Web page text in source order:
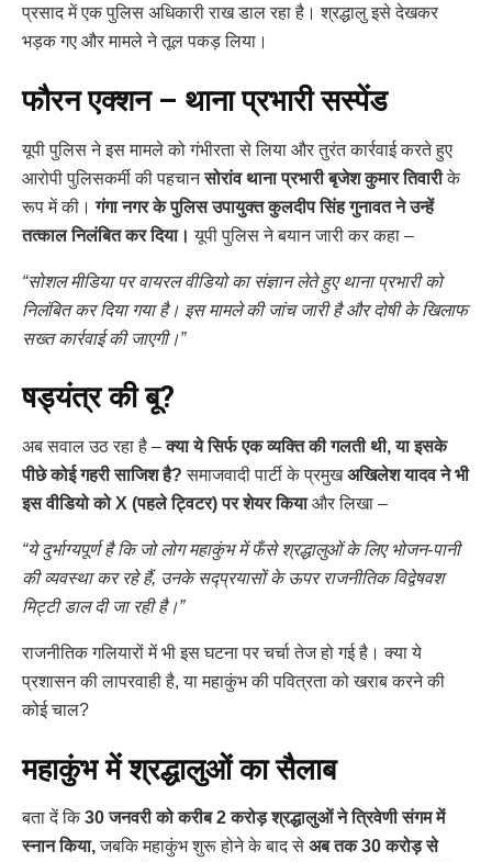
प्रसाद में एक पुलिस अधिकारी राख डाल रहा है। श्रद्धालु इसे देखकर
भड़क गए और मामले ने तूल पकड़ लिया।
फौरन एक्शन – थाना प्रभारी सस्पेंड
यूपी पुलिस ने इस मामले को गंभीरता से लिया और तुरंत कार्रवाई करते हुए
आरोपी पुलिसकर्मी की पहचानसोरांव थाना प्रभारी बृजेश कुमार तिवारीके
रूप में की।गंगा नगर के पुलिस उपायुक्त कुलदीप सिंह गुनावत ने उन्हें
तत्काल निलंबित कर दिया। यूपी पुलिस ने बयान जारी कर कहा –
“सोशल मीडिया पर वायरल वीडियो का संज्ञान लेते हुए थाना प्रभारी को
निलंबित कर दिया गया है। इस मामले की जांच जारी है और दोषी के खिलाफ
सख्त कार्रवाई की जाएगी।”
षड्यंत्र की बू?
अब सवाल उठ रहा है –क्या ये सिर्फ एक व्यक्ति की गलती थी, या इसके
पीछे कोई गहरी साजिश है? समाजवादी पार्टी के प्रमुखअखिलेश यादव ने भी
इस वीडियो को X (पहले ट्विटर) पर शेयर कियाऔर लिखा –
“ये दुर्भाग्यपूर्ण है कि जो लोग महाकुंभ में फँसे श्रद्धालुओं के लिए भोजन-पानी
की व्यवस्था कर रहे हैं, उनके सद्प्रयासों के ऊपर राजनीतिक विद्वेषवश
मिट्टी डाल दी जा रही है।”
राजनीतिक गलियारों में भी इस घटना पर चर्चा तेज हो गई है। क्या ये
प्रशासन की लापरवाही है, या महाकुंभ की पवित्रता को खराब करने की
कोई चाल?
महाकुंभ में श्रद्धालुओं का सैलाब
बता दें कि30 जनवरी को करीब 2 करोड़ श्रद्धालुओं ने त्रिवेणी संगम में
स्नान किया,जबकि महाकुंभ शुरू होने के बाद से अब तक 30 करोड़ से